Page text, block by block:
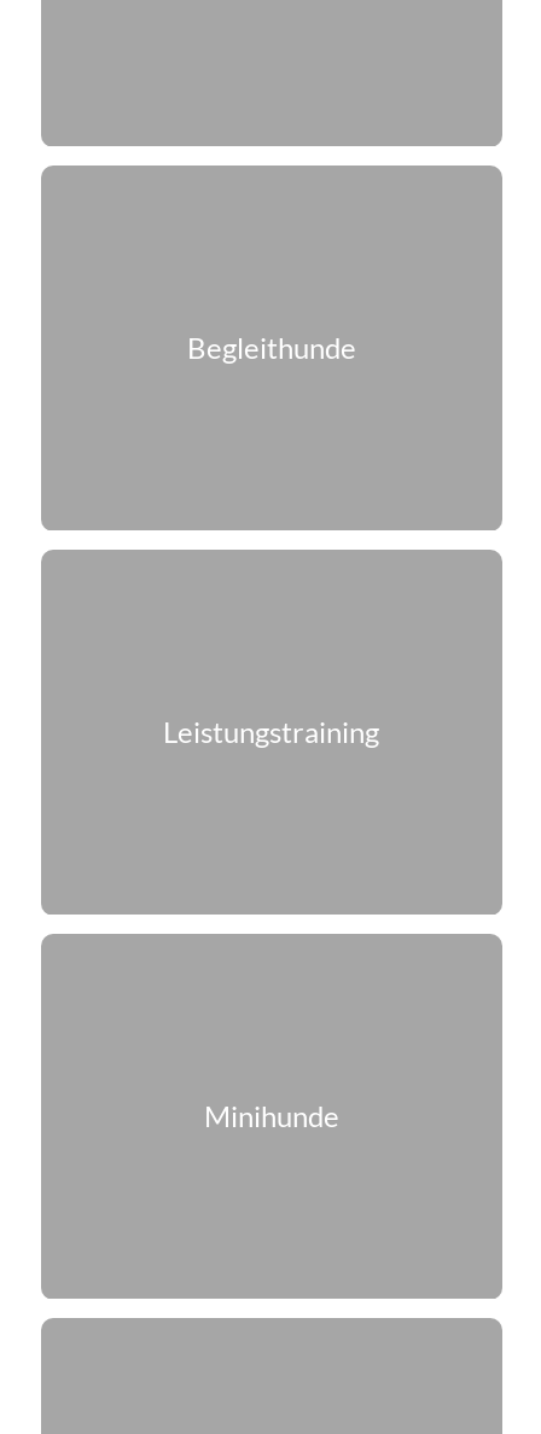
Begleithunde
Leistungstraining
Minihunde